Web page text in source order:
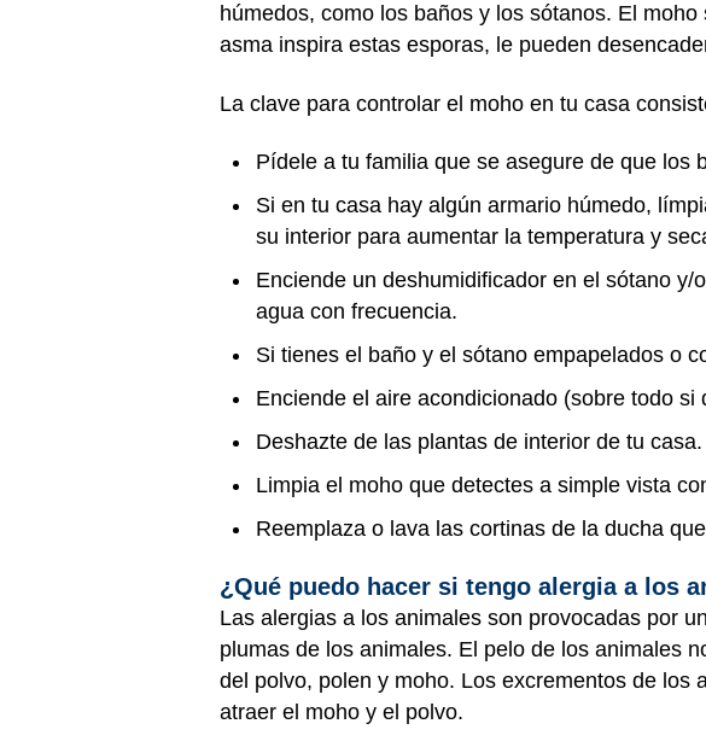
húmedos, como los baños y los sótanos. El
asma inspira estas esporas, le pueden
La clave para controlar el moho en tu casa
Pídele a tu familia que se asegure de que los
Si en tu casa hay algún armario húmedo,
su interior para aumentar la temperatura y
Enciende un deshumidificador en el sótano
agua con frecuencia.
Si tienes el baño y el sótano empapelados o
Enciende el aire acondicionado (sobre todo
Deshazte de las plantas de interior de tu
Limpia el moho que detectes a simple vista
Reemplaza o lava las cortinas de la ducha
¿Qué puedo hacer si tengo alergia a los
Las alergias a los animales son provocadas por
plumas de los animales. El pelo de los animales
del polvo, polen y moho. Los excrementos de los
atraer el moho y el polvo.